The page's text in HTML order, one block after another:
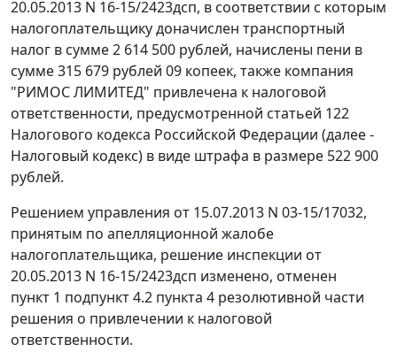
20.05.2013 N 16-15/2423дсп, в соответствии с которым
налогоплательщику доначислен транспортный
налог в сумме 2 614 500 рублей, начислены пени в
сумме 315 679 рублей 09 копеек, также компания
"РИМОС ЛИМИТЕД" привлечена к налоговой
ответственности, предусмотренной статьей 122
Налогового кодекса Российской Федерации (далее -
Налоговый кодекс) в виде штрафа в размере 522 900
рублей.
Решением управления от 15.07.2013 N 03-15/17032,
принятым по апелляционной жалобе
налогоплательщика, решение инспекции от
20.05.2013 N 16-15/2423дсп изменено, отменен
пункт 1 подпункт 4.2 пункта 4 резолютивной части
решения о привлечении к налоговой
ответственности.